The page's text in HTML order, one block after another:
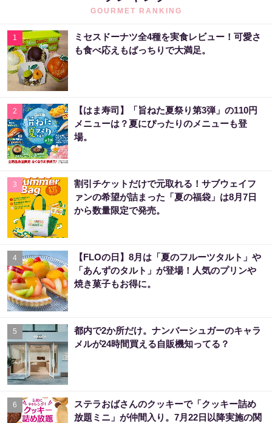
GOURMET RANKING
1
ミセスドーナツ全4種を実食レビュー！可愛さ
も食べ応えもばっちりで大満足。
2
【はま寿司】「旨ねた夏祭り第3弾」の110円
メニューは？夏にぴったりのメニューも登
場。
3
割引チケットだけで元取れる！サブウェイフ
ァンの希望が詰まった「夏の福袋」は8月7日
から数量限定で発売。
4
【FLOの日】8月は「夏のフルーツタルト」や
「あんずのタルト」が登場！人気のプリンや
焼き菓子もお得に。
5
都内で2か所だけ。ナンバーシュガーのキャラ
メルが24時間買える自販機知ってる？
6
ステラおばさんのクッキーで「クッキー詰め
放題ミニ」が仲間入り。7月22日以降実施の関